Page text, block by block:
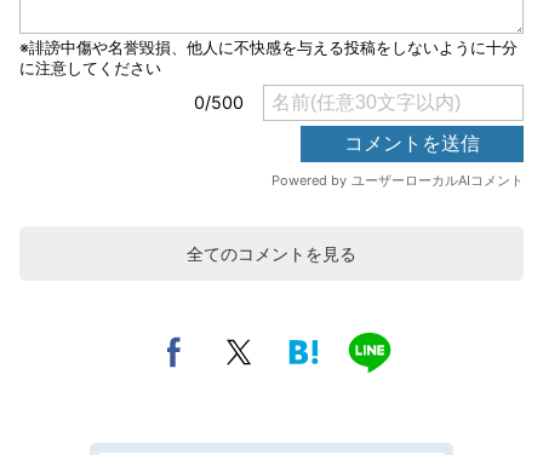
全てのコメントを見る